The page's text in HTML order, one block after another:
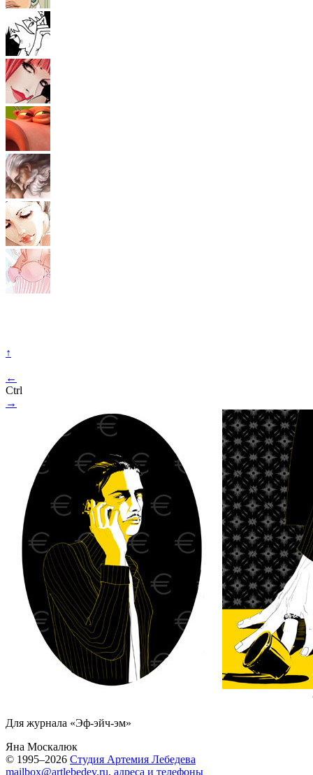
↑
←
Ctrl
→
Для журнала «Эф-эйч-эм»
Яна Москалюк
© 1995–2026 Студия Артемия Лебедева
mailbox@artlebedev.ru, адреса и телефоны